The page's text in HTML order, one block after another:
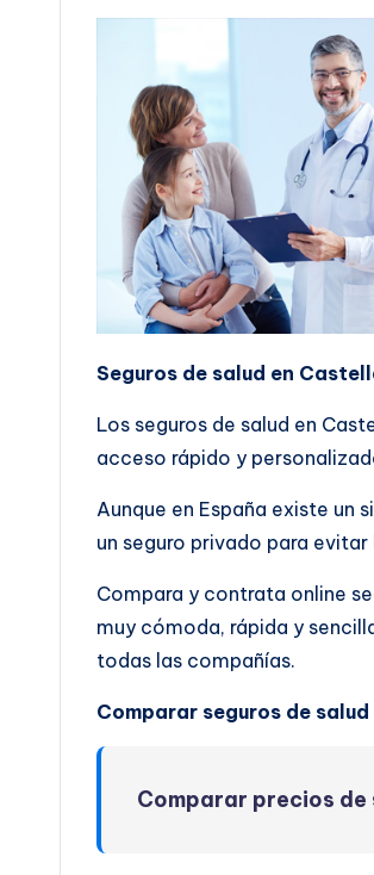
Seguros de salud en
Los seguros de salud en
acceso rápido y
Aunque en España existe un
un seguro privado para
Compara y contrata online
muy cómoda, rápida y
todas las compañías.
Comparar seguros de
Comparar precios